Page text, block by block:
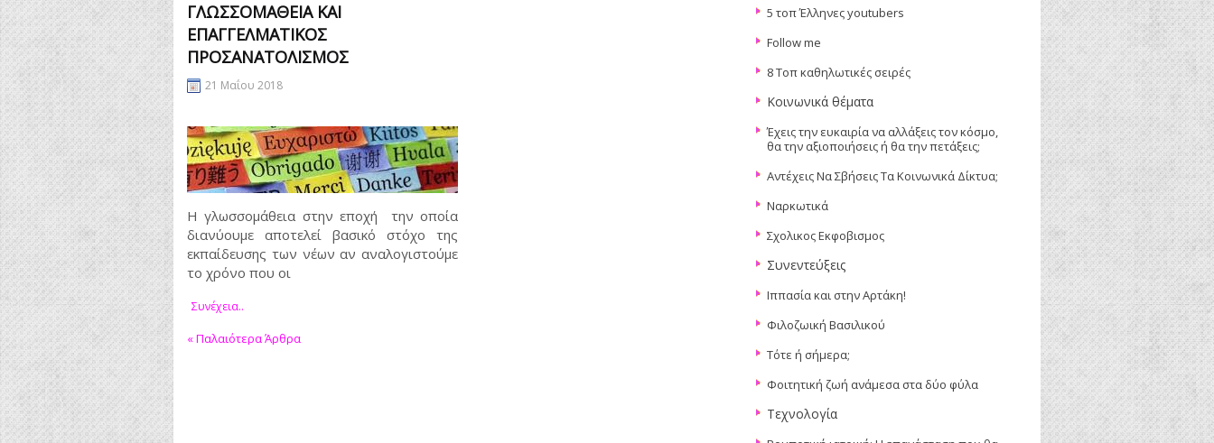
ΓΛΩΣΣΟΜΆΘΕΙΑ ΚΑΙ
ΕΠΑΓΓΕΛΜΑΤΙΚΌΣ
ΠΡΟΣΑΝΑΤΟΛΙΣΜΌΣ
21 Μαΐου 2018
Η γλωσσομάθεια στην εποχή την οποία
διανύουμε αποτελεί βασικό στόχο της
εκπαίδευσης των νέων αν αναλογιστούμε
το χρόνο που οι
Συνέχεια..
«Παλαιότερα Άρθρα
5 τοπ Έλληνες youtubers
Follow me
8 Τοπ καθηλωτικές σειρές
Κοινωνικά θέματα
Έχεις την ευκαιρία να αλλάξεις τον κόσμο,
θα την αξιοποιήσεις ή θα την πετάξεις;
Αντέχεις Να Σβήσεις Τα Κοινωνικά Δίκτυα;
Nαρκωτικά
Σχολικος Εκφοβισμος
Συνεντεύξεις
Ιππασία και στην Αρτάκη!
Φιλοζωική Βασιλικού
Τότε ή σήμερα;
Φοιτητική ζωή ανάμεσα στα δύο φύλα
Τεχνολογία